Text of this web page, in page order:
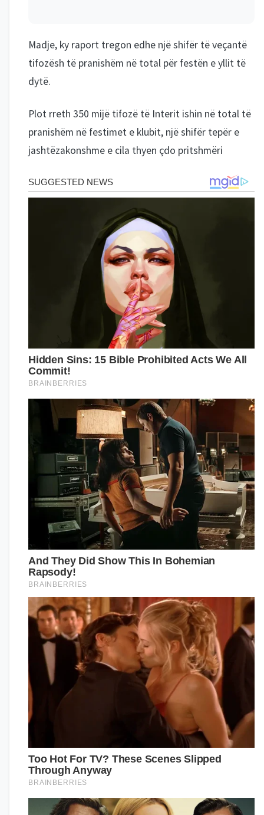
Madje, ky raport tregon edhe një shifër të veçantë
tifozësh të pranishëm në total për festën e yllit të
dytë.
Plot rreth 350 mijë tifozë të Interit ishin në total të
pranishëm në festimet e klubit, një shifër tepër e
jashtëzakonshme e cila thyen çdo pritshmëri